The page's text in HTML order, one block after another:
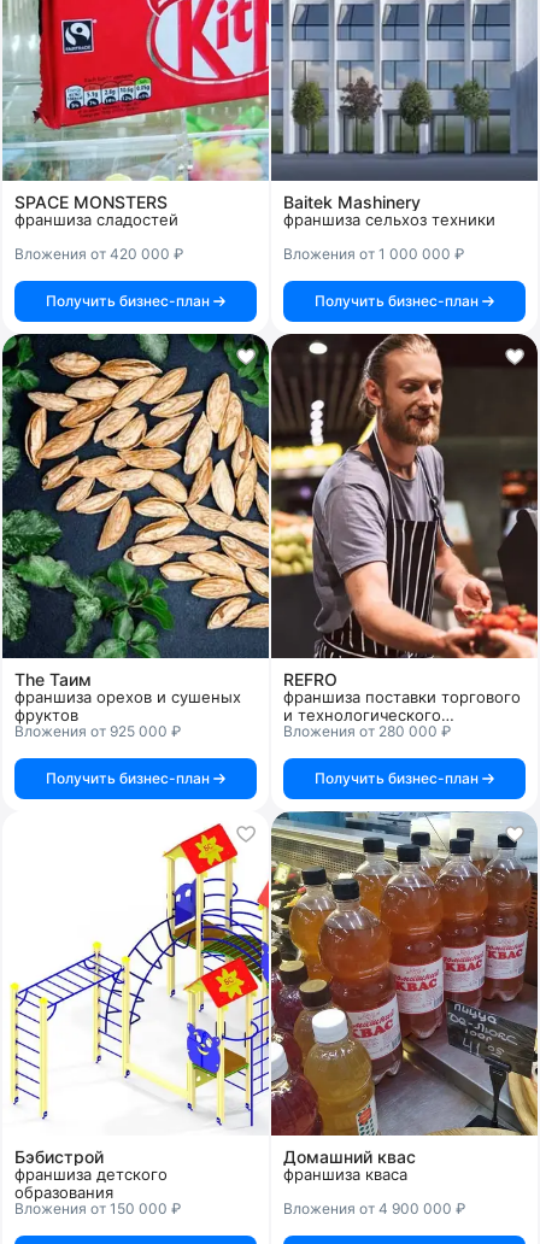
SPACE MONSTERS
франшиза сладостей
Вложения от 420 000 ₽
Получить бизнес-план
Baitek Mashinery
франшиза сельхоз техники
Вложения от 1 000 000 ₽
Получить бизнес-план
The Таим
франшиза орехов и сушеных
фруктов
Вложения от 925 000 ₽
Получить бизнес-план
REFRO
франшиза поставки торгового
и технологического
оборудования для
заправок
Вложения от 280 000 ₽
Получить бизнес-план
Бэбистрой
франшиза детского
образования
Вложения от 150 000 ₽
Домашний квас
франшиза кваса
Вложения от 4 900 000 ₽